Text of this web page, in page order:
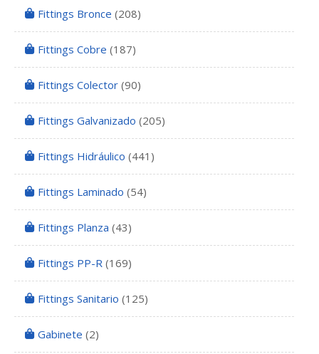
Fittings Bronce (208)
Fittings Cobre (187)
Fittings Colector (90)
Fittings Galvanizado (205)
Fittings Hidráulico (441)
Fittings Laminado (54)
Fittings Planza (43)
Fittings PP-R (169)
Fittings Sanitario (125)
Gabinete (2)